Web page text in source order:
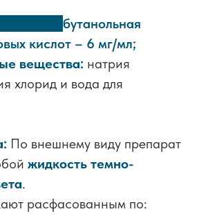
бутанольная
кислот – 6 мг/мл;
вещества: натрия
хлорид и вода для
По внешнему виду препарат
жидкость темно-
.
расфасованным по: